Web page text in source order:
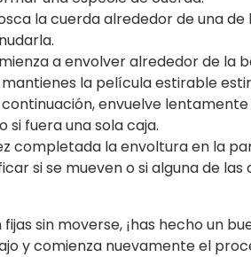
la cuerda alrededor de una de
a envolver alrededor de la
la película estirable
envuelve
fuera una sola caja.
completada la envoltura en la
si se mueven o si alguna de
sin moverse, ¡has hecho un
y comienza nuevamente el